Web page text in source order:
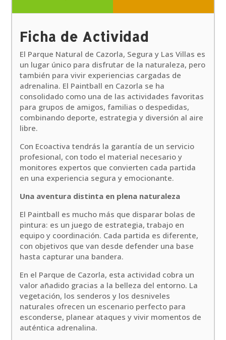
Ficha de Actividad
El Parque Natural de Cazorla, Segura y Las Villas es
un lugar único para disfrutar de la naturaleza, pero
también para vivir experiencias cargadas de
adrenalina. El Paintball en Cazorla se ha
consolidado como una de las actividades favoritas
para grupos de amigos, familias o despedidas,
combinando deporte, estrategia y diversión al aire
libre.
Con Ecoactiva tendrás la garantía de un servicio
profesional, con todo el material necesario y
monitores expertos que convierten cada partida
en una experiencia segura y emocionante.
Una aventura distinta en plena naturaleza
El Paintball es mucho más que disparar bolas de
pintura: es un juego de estrategia, trabajo en
equipo y coordinación. Cada partida es diferente,
con objetivos que van desde defender una base
hasta capturar una bandera.
En el Parque de Cazorla, esta actividad cobra un
valor añadido gracias a la belleza del entorno. La
vegetación, los senderos y los desniveles
naturales ofrecen un escenario perfecto para
esconderse, planear ataques y vivir momentos de
auténtica adrenalina.